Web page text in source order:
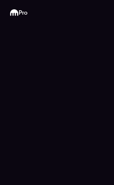
Kraken
Pro